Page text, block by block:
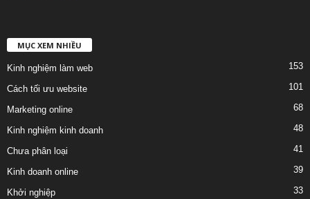
MỤC XEM NHIỀU
Kinh nghiệm làm web 153
Cách tối ưu website 101
Marketing online 68
Kinh nghiệm kinh doanh 48
Chưa phân loại 41
Kinh doanh online 39
Khởi nghiệp 33